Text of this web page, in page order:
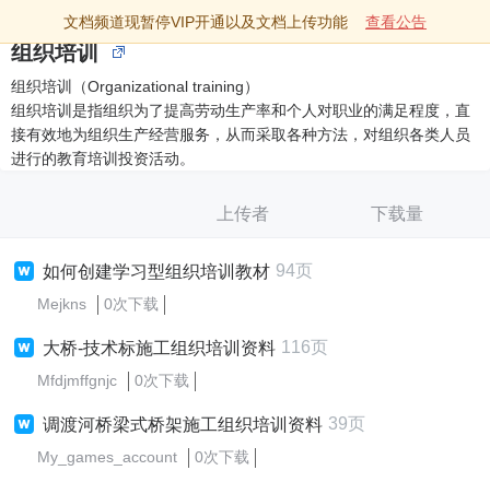
文档频道现暂停VIP开通以及文档上传功能 查看公告
组织培训
组织培训（Organizational training）
组织培训是指组织为了提高劳动生产率和个人对职业的满足程度，直
接有效地为组织生产经营服务，从而采取各种方法，对组织各类人员
进行的教育培训投资活动。
上传者 下载量
如何创建学习型组织培训教材 94页
Mejkns 0次下载
大桥-技术标施工组织培训资料 116页
Mfdjmffgnjc 0次下载
调渡河桥梁式桥架施工组织培训资料 39页
My_games_account 0次下载